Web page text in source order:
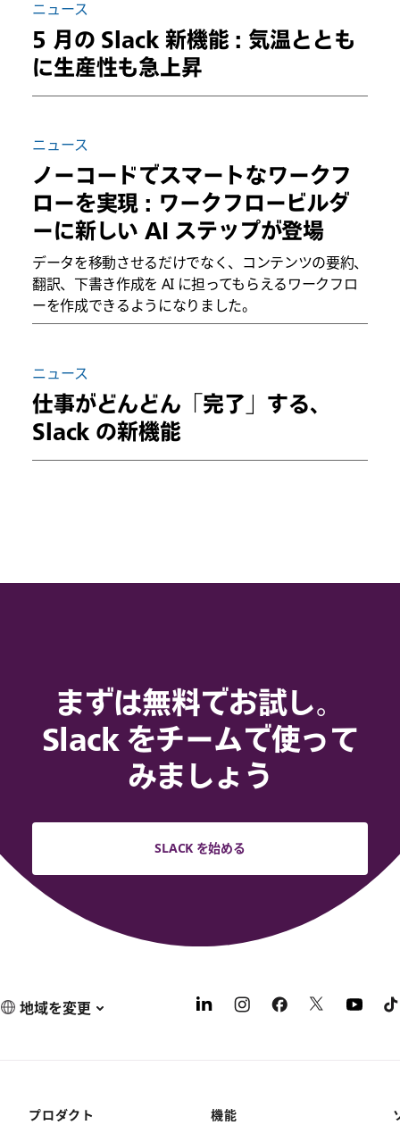
ニュース
5 月の Slack 新機能 : 気温ととも
に生産性も急上昇
ニュース
ノーコードでスマートなワークフ
ローを実現 : ワークフロービルダ
ーに新しい AI ステップが登場
データを移動させるだけでなく、コンテンツの要約、
翻訳、下書き作成を AI に担ってもらえるワークフロ
ーを作成できるようになりました。
ニュース
仕事がどんどん「完了」する、
Slack の新機能
まずは無料でお試し。
Slack をチームで使って
みましょう
SLACK を始める
地域を変更
プロダクト
機能